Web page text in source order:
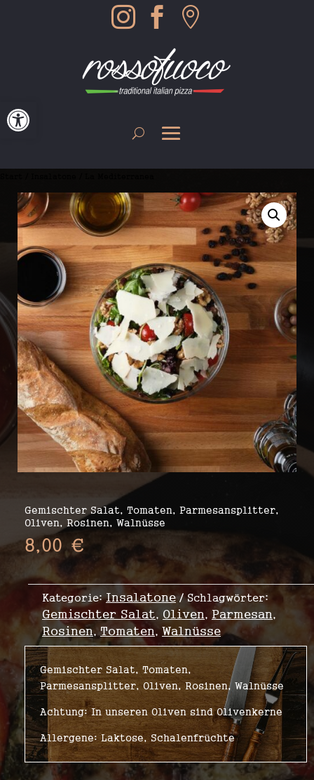
Werkzeugleiste öffnen
  
Gemischter Salat, Tomaten, Parmesansplitter,
Oliven, Rosinen, Walnüsse
8,00 €
Kategorie:Insalatone Schlagwörter:
Gemischter Salat, Oliven , Parmesan ,
Rosinen , Tomaten , Walnüsse
Gemischter Salat, Tomaten,
Parmesansplitter, Oliven, Rosinen, Walnüsse
Achtung: In unseren Oliven sind Olivenkerne
Allergene: Laktose, Schalenfrüchte